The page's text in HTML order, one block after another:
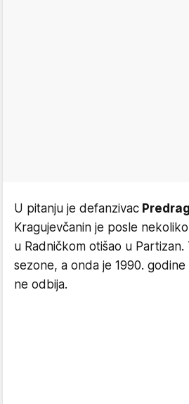
U pitanju je defanzivac
Kragujevčanin je posle
u Radničkom otišao u
sezone, a onda je 1990.
ne odbija.